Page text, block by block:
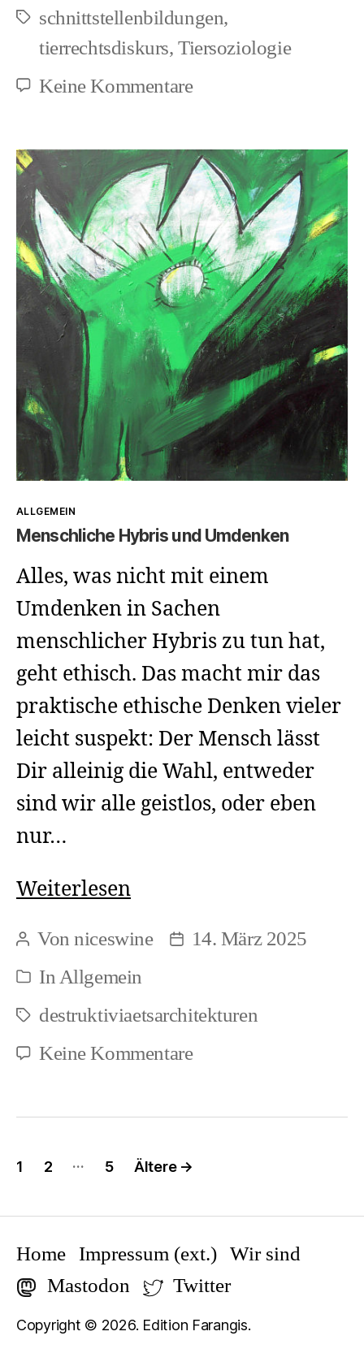
Schlagwörter
schnittstellenbildungen,
tierrechtsdiskurs, Tiersoziologie
Keine Kommentarezu
Implikation
des
Kategorien
ALLGEMEIN
Menschliche Hybris und Umdenken
Alles, was nicht mit einem
Umdenken in Sachen
menschlicher Hybris zu tun hat,
geht ethisch. Das macht mir das
praktische ethische Denken vieler
leicht suspekt: Der Mensch lässt
Dir alleinig die Wahl, entweder
sind wir alle geistlos, oder eben
nur…
WeiterlesenMenschliche
Umdenken
Beitragsautor
Vonniceswine Beitragsdatum
14. März 2025
Kategorien
InAllgemein
Schlagwörter
destruktiviaetsarchitekturen
Keine Kommentarezu
Hybris
Seitennummerierung
der
1 2 … 5 Ältere →
Copyright © 2026. Edition Farangis.
Home Impressum (ext.) Wir sind
Mastodon
Twitter